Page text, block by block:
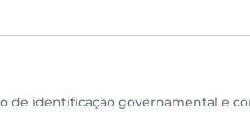
de identificação governamental e